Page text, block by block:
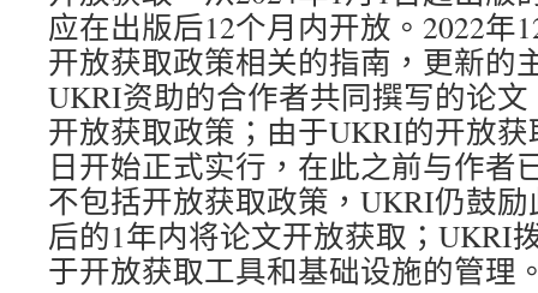
应在出版后12个月内开放。2022年
开放获取政策相关的指南，更新的
UKRI资助的合作者共同撰写的论
开放获取政策；由于UKRI的开放获
日开始正式实行，在此之前与作者
不包括开放获取政策，UKRI仍鼓
后的1年内将论文开放获取；UKRI
于开放获取工具和基础设施的管理